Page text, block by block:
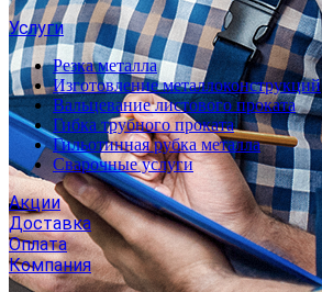
Услуги
Резка металла
Изготовление металлоконструкций
Вальцевание листового проката
Гибка трубного проката
Гильотинная рубка металла
Сварочные услуги
Акции
Доставка
Оплата
Компания